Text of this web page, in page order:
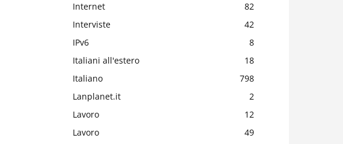
Internet
82
Interviste
42
IPv6
8
Italiani all'estero
18
Italiano
798
Lanplanet.it
2
Lavoro
12
Lavoro
49